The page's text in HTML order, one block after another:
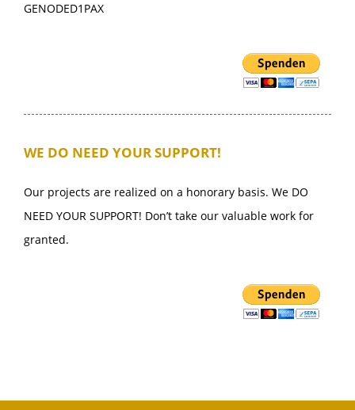
GENODED1PAX
WE DO NEED YOUR SUPPORT!
Our projects are realized on a honorary basis. We DO
NEED YOUR SUPPORT! Don’t take our valuable work for
granted.